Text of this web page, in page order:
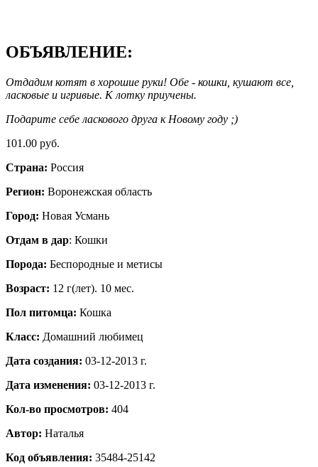
ОБЪЯВЛЕНИЕ:
Отдадим котят в хорошие руки! Обе - кошки, кушают все,
ласковые и игривые. К лотку приучены.
Подарите себе ласкового друга к Новому году ;)
101.00 руб.
Страна: Россия
Регион: Воронежская область
Город: Новая Усмань
Отдам в дар: Кошки
Порода: Беспородные и метисы
Возраст: 12 г(лет). 10 мес.
Пол питомца: Кошка
Класс: Домашний любимец
Дата создания: 03-12-2013 г.
Дата изменения: 03-12-2013 г.
Кол-во просмотров: 404
Автор: Наталья
Код объявления: 35484-25142